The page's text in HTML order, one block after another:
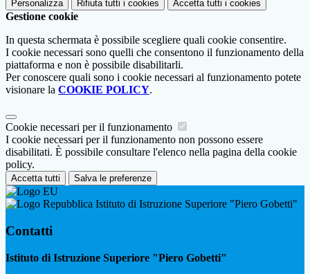
Personalizza Rifiuta tutti i cookies Accetta tutti i cookies
Gestione cookie
In questa schermata è possibile scegliere quali cookie consentire.
I cookie necessari sono quelli che consentono il funzionamento della
piattaforma e non è possibile disabilitarli.
Per conoscere quali sono i cookie necessari al funzionamento potete
visionare la COOKIE POLICY.
Cookie necessari per il funzionamento
I cookie necessari per il funzionamento non possono essere
disabilitati. È possibile consultare l'elenco nella pagina della cookie
policy.
Accetta tutti Salva le preferenze
Istituto di Istruzione Superiore "Piero Gobetti"
Contatti
Istituto di Istruzione Superiore "Piero Gobetti"